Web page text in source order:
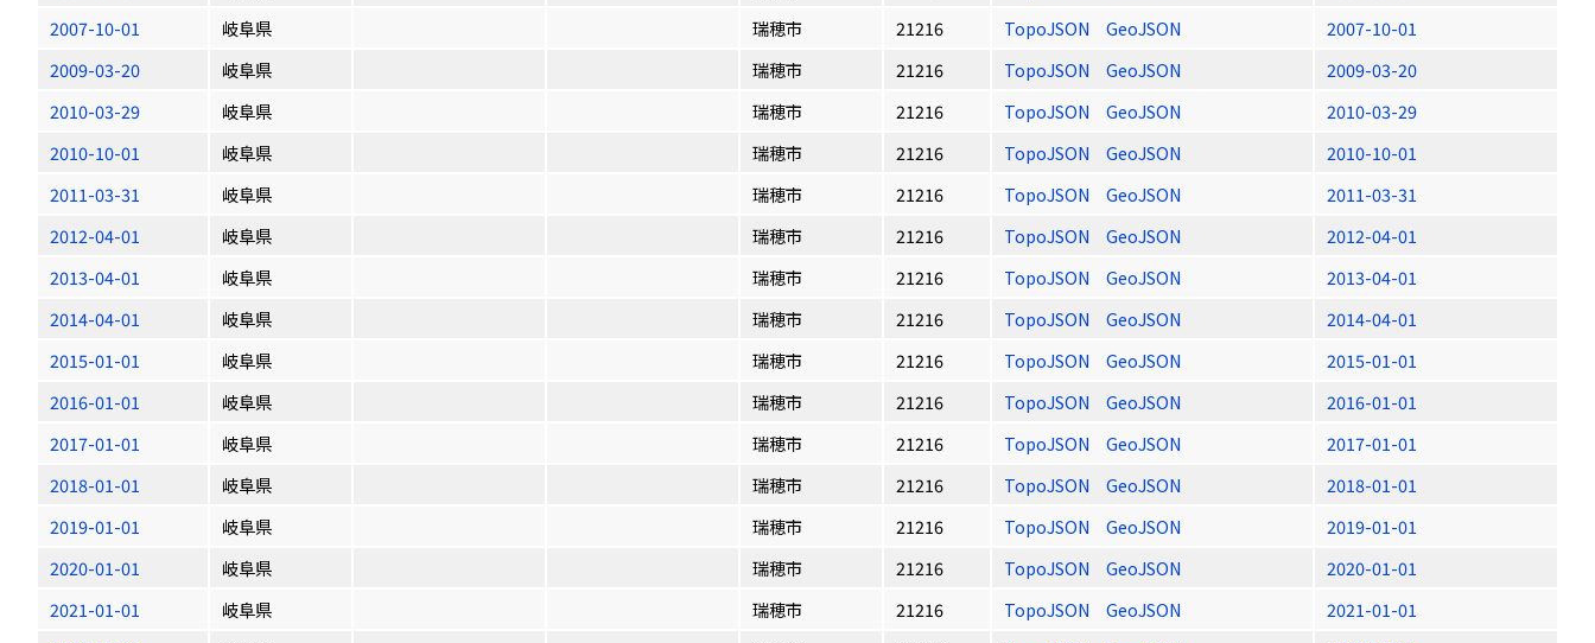
2007-10-01
岐阜県 瑞穂市 21216 TopoJSON GeoJSON
2007-10-01
2009-03-20
岐阜県 瑞穂市 21216 TopoJSON GeoJSON
2009-03-20
2010-03-29
岐阜県 瑞穂市 21216 TopoJSON GeoJSON
2010-03-29
2010-10-01
岐阜県 瑞穂市 21216 TopoJSON GeoJSON
2010-10-01
2011-03-31
岐阜県 瑞穂市 21216 TopoJSON GeoJSON
2011-03-31
2012-04-01
岐阜県 瑞穂市 21216 TopoJSON GeoJSON
2012-04-01
2013-04-01
岐阜県 瑞穂市 21216 TopoJSON GeoJSON
2013-04-01
2014-04-01
岐阜県 瑞穂市 21216 TopoJSON GeoJSON
2014-04-01
2015-01-01
岐阜県 瑞穂市 21216 TopoJSON GeoJSON
2015-01-01
2016-01-01
岐阜県 瑞穂市 21216 TopoJSON GeoJSON
2016-01-01
2017-01-01
岐阜県 瑞穂市 21216 TopoJSON GeoJSON
2017-01-01
2018-01-01
岐阜県 瑞穂市 21216 TopoJSON GeoJSON
2018-01-01
2019-01-01
岐阜県 瑞穂市 21216 TopoJSON GeoJSON
2019-01-01
2020-01-01
岐阜県 瑞穂市 21216 TopoJSON GeoJSON
2020-01-01
2021-01-01
岐阜県 瑞穂市 21216 TopoJSON GeoJSON
2021-01-01